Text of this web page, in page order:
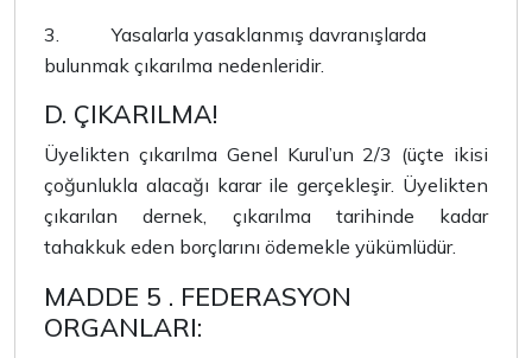
3.
Yasalarla yasaklanmış davranışlarda
bulunmak çıkarılma nedenleridir.
D. ÇIKARILMA!
Üyelikten çıkarılma Genel Kurul’un 2/3 (üçte ikisi
çoğunlukla alacağı karar ile gerçekleşir. Üyelikten
çıkarılan dernek, çıkarılma tarihinde kadar
tahakkuk eden borçlarını ödemekle yükümlüdür.
MADDE 5 . FEDERASYON
ORGANLARI: